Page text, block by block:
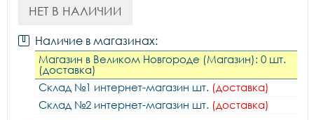
НЕТ В НАЛИЧИИ
Наличие в магазинах:
Магазин в Великом Новгороде (Магазин): 0 шт.
(доставка)
Склад №1 интернет-магазин шт. (доставка)
Склад №2 интернет-магазин шт. (доставка)